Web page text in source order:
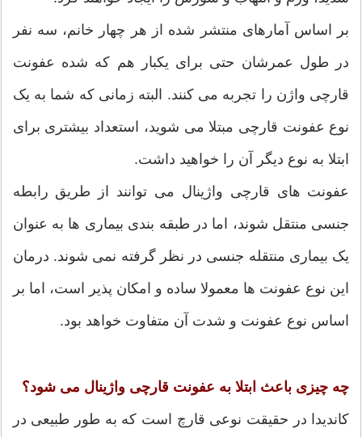
بر اساس آمارهای منتشر شده از هر چهار خانم، سه نفر
در طول عمرشان حتی برای یکبار هم که شده عفونت
قارچی واژن را تجربه می کنند. البته زمانی که شما به یک
نوع عفونت قارچی مبتلا می شوید، استعداد بیشتری برای
ابتلا به نوع دیگر آن را خواهید داشت.
عفونت های قارچی واژینال می توانند از طریق رابطه
جنسی منتقل شوند، اما در طبقه بندی بیماری ها به عنوان
یک بیماری منتقله جنسی در نظر گرفته نمی شوند. درمان
این نوع عفونت ها معمولا ساده و امکان پذیر است، اما بر
اساس نوع عفونت و شدت آن متفاوت خواهد بود.
چه چیزی باعث ابتلا به عفونت قارچی واژینال می شود؟
کاندیدا در حقیقت نوعی قارچ است که به طور طبیعی در